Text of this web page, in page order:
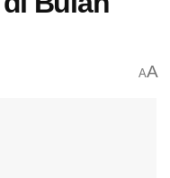
AA